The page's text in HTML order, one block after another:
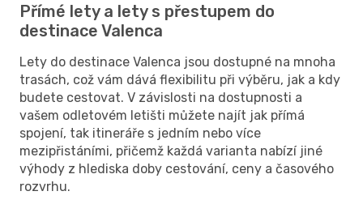
Přímé lety a lety s přestupem do
destinace Valenca
Lety do destinace Valenca jsou dostupné na mnoha
trasách, což vám dává flexibilitu při výběru, jak a kdy
budete cestovat. V závislosti na dostupnosti a
vašem odletovém letišti můžete najít jak přímá
spojení, tak itineráře s jedním nebo více
mezipřistáními, přičemž každá varianta nabízí jiné
výhody z hlediska doby cestování, ceny a časového
rozvrhu.